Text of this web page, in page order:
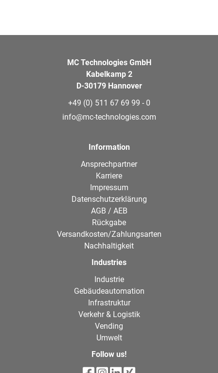
MC Technologies GmbH
Kabelkamp 2
D-30179 Hannover
+49 (0) 511 67 69 99 - 0
info@mc-technologies.com
Information
Ansprechpartner
Karriere
Impressum
Datenschutzerklärung
AGB / AEB
Rückgabe
Versandkosten/Zahlungsarten
Nachhaltigkeit
Industries
Industrie
Gebäudeautomation
Infrastruktur
Verkehr & Logistik
Vending
Umwelt
Follow us!